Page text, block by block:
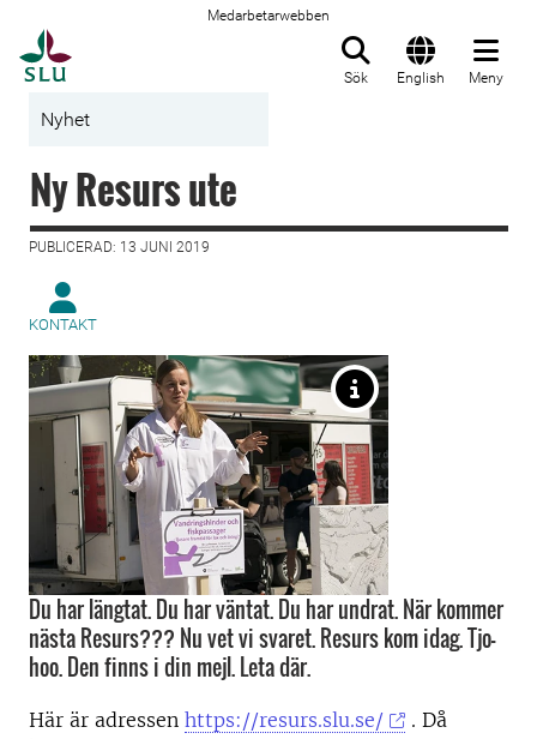
Medarbetarwebben
Sök English Meny
Nyhet
Ny Resurs ute
PUBLICERAD: 13 JUNI 2019
KONTAKT
Du har längtat. Du har väntat. Du har undrat. När kommer
nästa Resurs??? Nu vet vi svaret. Resurs kom idag. Tjo-
hoo. Den finns i din mejl. Leta där.
Här är adressen https://resurs.slu.se/
. Då